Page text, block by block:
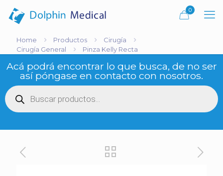
0
Home Productos
Cirugía
Cirugía General
Pinza Kelly Recta
Acá podrá encontrar lo que busca, de no ser
así póngase en contacto con nosotros.
Búsqueda
de
productos